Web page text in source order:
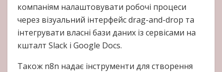
компаніям налаштовувати робочі процеси
через візуальний інтерфейс drag-and-drop та
інтегрувати власні бази даних із сервісами на
кшталт Slack і Google Docs.
Також n8n надає інструменти для створення